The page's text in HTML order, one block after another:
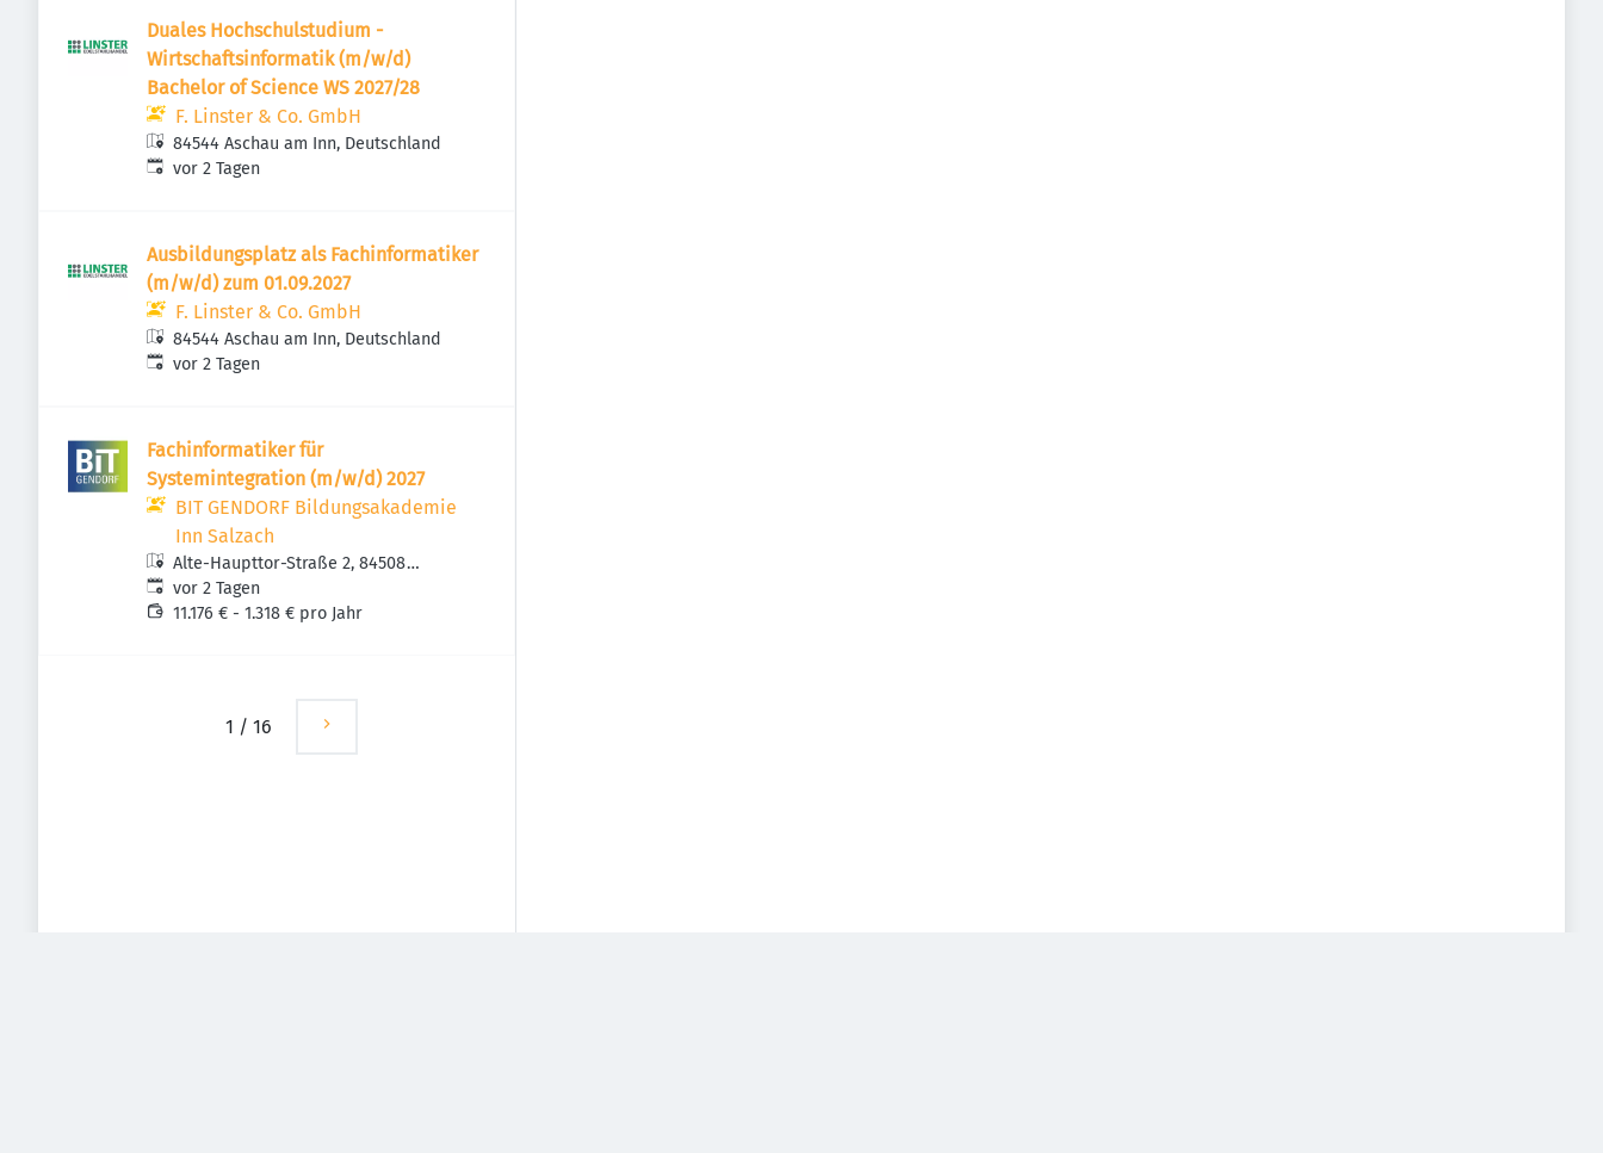
Duales Hochschulstudium -
Wirtschaftsinformatik (m/w/d)
Bachelor of Science WS 2027/28
F. Linster & Co. GmbH
84544 Aschau am Inn, Deutschland
Veröffentlicht:
vor 2 Tagen
Ausbildungsplatz als Fachinformatiker
(m/w/d) zum 01.09.2027
F. Linster & Co. GmbH
84544 Aschau am Inn, Deutschland
Veröffentlicht:
vor 2 Tagen
Fachinformatiker für
Systemintegration (m/w/d) 2027
BIT GENDORF Bildungsakademie
Inn Salzach
Alte-Haupttor-Straße 2, 84508
Burgkirchen an der Alz, Deutschland
Veröffentlicht:
vor 2 Tagen
11.176 € - 1.318 € pro Jahr
1 / 16